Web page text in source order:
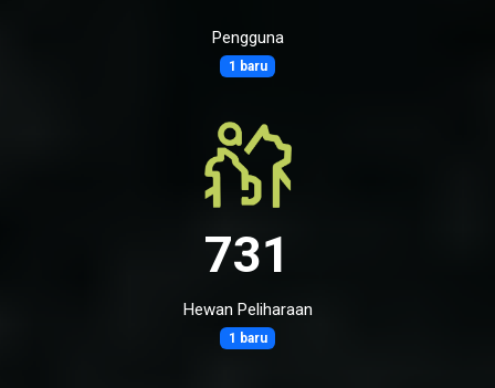
Pengguna
1 baru
731
Hewan Peliharaan
1 baru